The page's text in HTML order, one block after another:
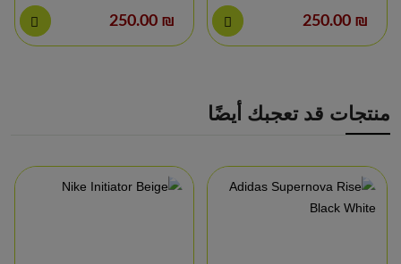
₪ 250.00
₪ 250.00
منتجات قد تعجبك أيضًا